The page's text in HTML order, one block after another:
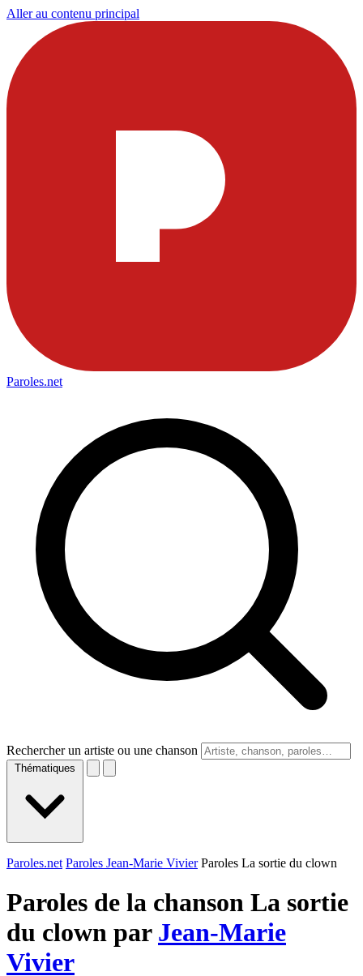
Aller au contenu principal
Paroles.net
Rechercher un artiste ou une chanson
Thématiques
Paroles.net Paroles Jean-Marie Vivier Paroles La sortie du clown
Paroles de la chanson La sortie
du clown par Jean-Marie
Vivier